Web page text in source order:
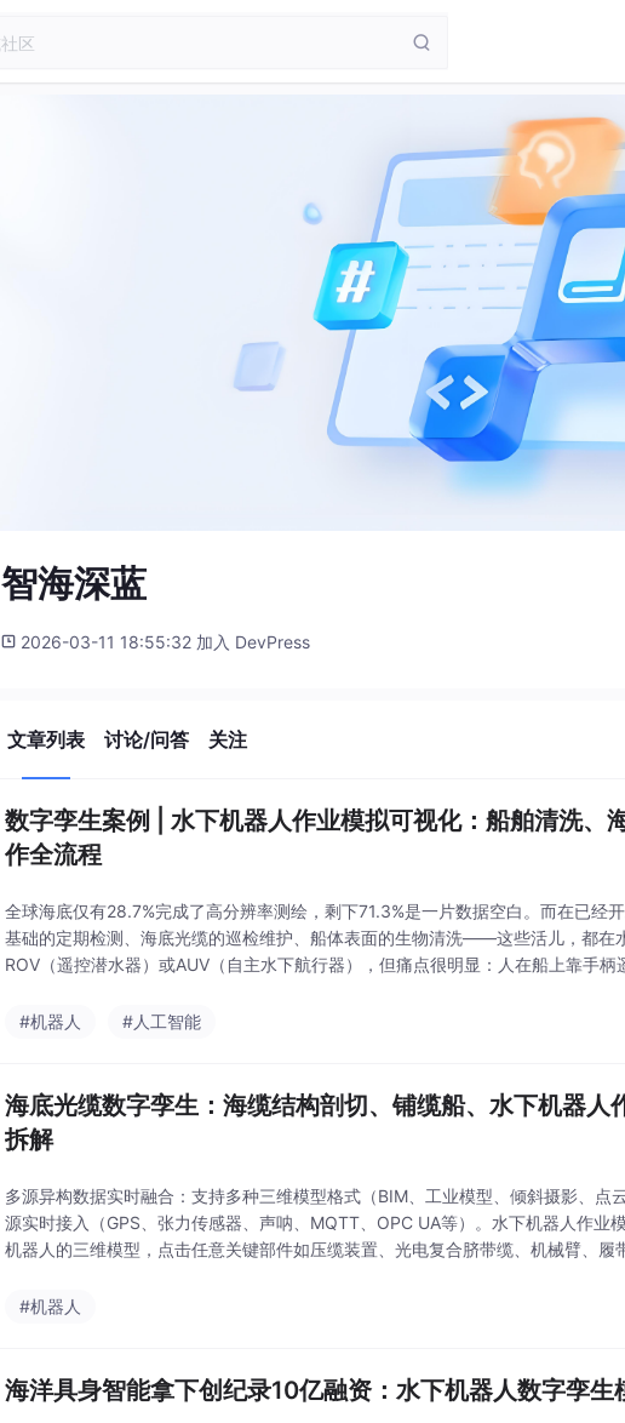
智海深蓝
2026-03-11 18:55:32 加入 DevPress
文章列表 讨论/问答 关注
数字孪生案例 | 水下机器人作业模拟可视化：船舶清洗、
作全流程
全球海底仅有28.7%完成了高分辨率测绘，剩下71.3%是一片数据空白。而在已经
基础的定期检测、海底光缆的巡检维护、船体表面的生物清洗——这些活儿，都在
ROV（遥控潜水器）或AUV（自主水下航行器），但痛点很明显：人在船上靠手柄
际下水训练，
#机器人 #人工智能
海底光缆数字孪生：海缆结构剖切、铺缆船、水下机器人
拆解
多源异构数据实时融合：支持多种三维模型格式（BIM、工业模型、倾斜摄影、点
源实时接入（GPS、张力传感器、声呐、MQTT、OPC UA等）。水下机器人作业
机器人的三维模型，点击任意关键部件如压缆装置、光电复合脐带缆、机械臂、履
与运维透
#机器人
海洋具身智能拿下创纪录10亿融资：水下机器人数字孪生